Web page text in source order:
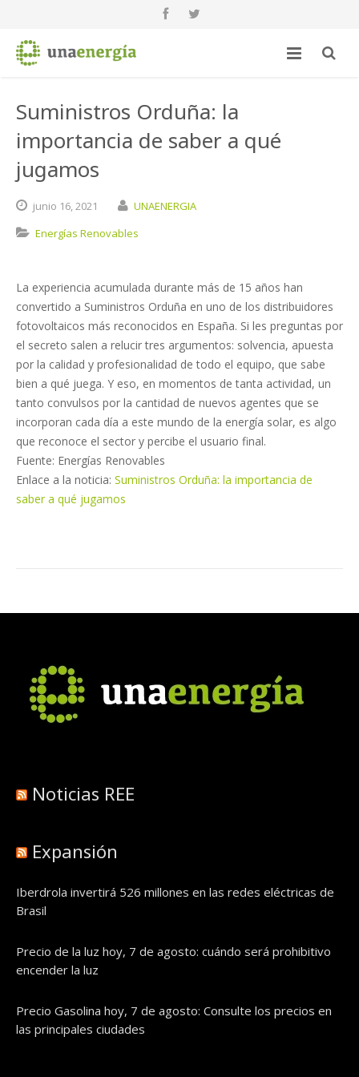
Suministros Orduña: la
importancia de saber a qué
jugamos
junio 16,2021
UNAENERGIA
Energías Renovables
La experiencia acumulada durante más de 15 años han
convertido a Suministros Orduña en uno de los distribuidores
fotovoltaicos más reconocidos en España. Si les preguntas por
el secreto salen a relucir tres argumentos: solvencia, apuesta
por la calidad y profesionalidad de todo el equipo, que sabe
bien a qué juega. Y eso, en momentos de tanta actividad, un
tanto convulsos por la cantidad de nuevos agentes que se
incorporan cada día a este mundo de la energía solar, es algo
que reconoce el sector y percibe el usuario final.
Fuente: Energías Renovables
Enlace a la noticia: Suministros Orduña: la importancia de
saber a qué jugamos
Noticias REE
Expansión
Iberdrola invertirá 526 millones en las redes eléctricas de
Brasil
Precio de la luz hoy, 7 de agosto: cuándo será prohibitivo
encender la luz
Precio Gasolina hoy, 7 de agosto: Consulte los precios en
las principales ciudades